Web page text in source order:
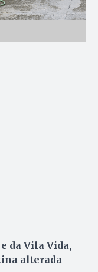
da Vila Vida,
alterada